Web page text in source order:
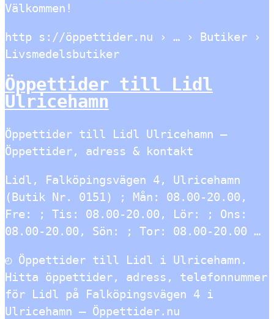
Välkommen!
http s://öppettider.nu › … › Butiker ›
Livsmedelsbutiker
Öppettider till Lidl
Ulricehamn
Öppettider till Lidl Ulricehamn –
Öppettider, adress & kontakt
Lidl, Falköpingsvägen 4, Ulricehamn
(Butik Nr. 0151) ; Mån: 08.00-20.00,
Fre: ; Tis: 08.00-20.00, Lör: ; Ons:
08.00-20.00, Sön: ; Tor: 08.00-20.00 …
◴ Öppettider till Lidl i Ulricehamn.
Hitta öppettider, adress, telefonnummer
för Lidl på Falköpingsvägen 4 i
Ulricehamn – Öppettider.nu